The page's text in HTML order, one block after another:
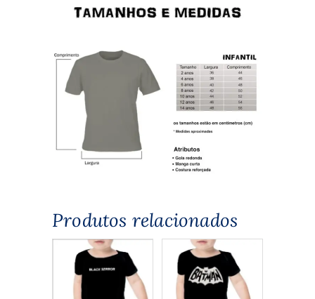
Produtos relacionados